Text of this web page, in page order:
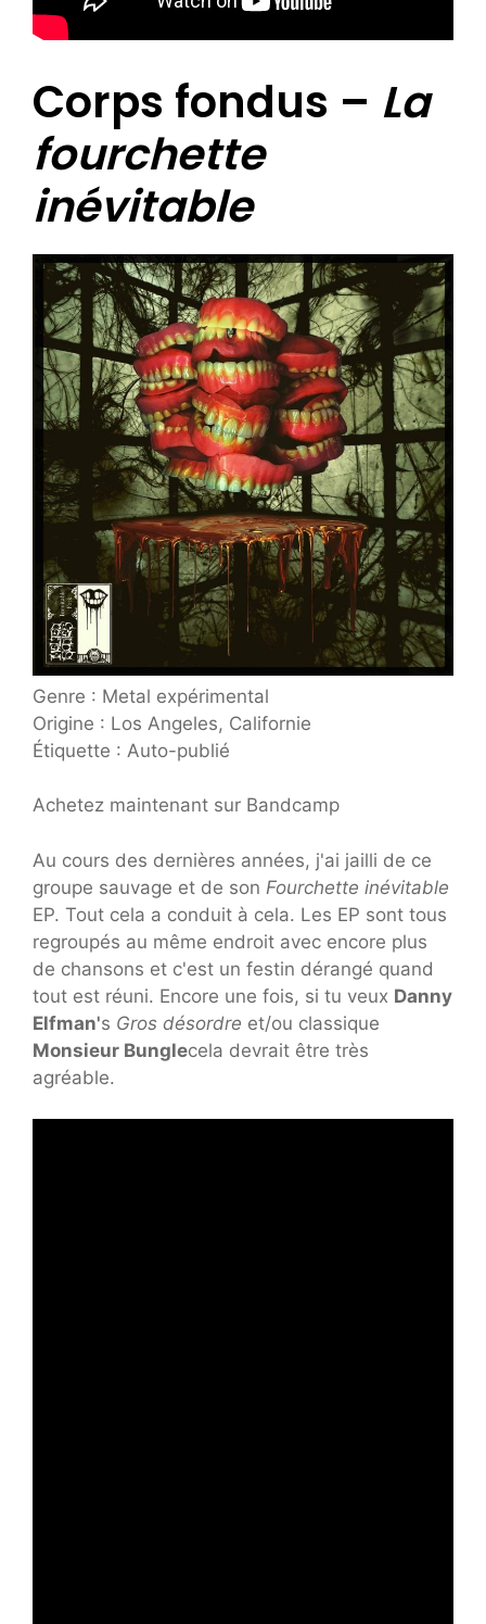
Corps fondus – La
fourchette
inévitable
Genre : Metal expérimental
Origine : Los Angeles, Californie
Étiquette : Auto-publié
Achetez maintenant sur Bandcamp
Au cours des dernières années, j'ai jailli de ce
groupe sauvage et de son Fourchette inévitable
EP. Tout cela a conduit à cela. Les EP sont tous
regroupés au même endroit avec encore plus
de chansons et c'est un festin dérangé quand
tout est réuni. Encore une fois, si tu veux Danny
Elfman's Gros désordre et/ou classique
Monsieur Bunglecela devrait être très
agréable.